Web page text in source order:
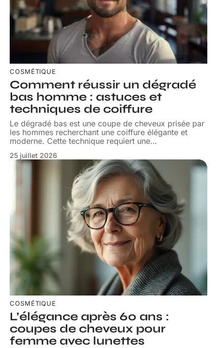
COSMÉTIQUE
Comment réussir un dégradé
bas homme : astuces et
techniques de coiffure
Le dégradé bas est une coupe de cheveux prisée par
les hommes recherchant une coiffure élégante et
moderne. Cette technique requiert une…
25 juillet 2026
COSMÉTIQUE
L’élégance après 60 ans :
coupes de cheveux pour
femme avec lunettes